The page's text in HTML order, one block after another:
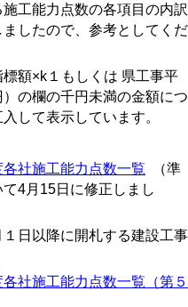
工能力点数の各項目の内訳
したので、参考としてくだ
額×k１もしくは 県工事平
の欄の千円未満の金額につ
して表示しています。
社施工能力点数一覧 （準
4月15日に修正しまし
日以降に開札する建設工事
社施工能力点数一覧（第５